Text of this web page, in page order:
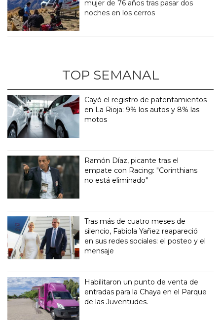
mujer de 76 años tras pasar dos
noches en los cerros
TOP SEMANAL
Cayó el registro de patentamientos
en La Rioja: 9% los autos y 8% las
motos
Ramón Díaz, picante tras el
empate con Racing: "Corinthians
no está eliminado"
Tras más de cuatro meses de
silencio, Fabiola Yañez reapareció
en sus redes sociales: el posteo y el
mensaje
Habilitaron un punto de venta de
entradas para la Chaya en el Parque
de las Juventudes.